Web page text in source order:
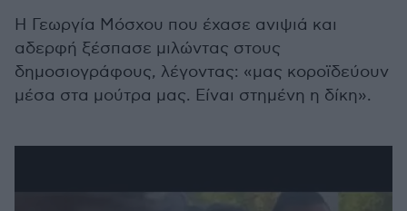
Η Γεωργία Μόσχου που έχασε ανιψιά και
αδερφή ξέσπασε μιλώντας στους
δημοσιογράφους, λέγοντας: «μας κοροϊδεύουν
μέσα στα μούτρα μας. Είναι στημένη η δίκη».